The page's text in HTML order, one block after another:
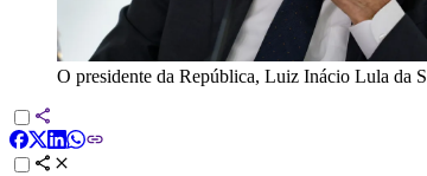
O presidente da República, Luiz Inácio Lula da